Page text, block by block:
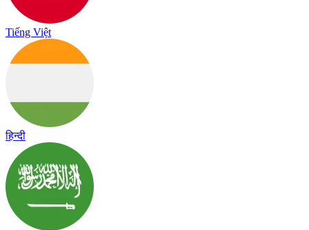
Tiếng Việt
हिन्दी